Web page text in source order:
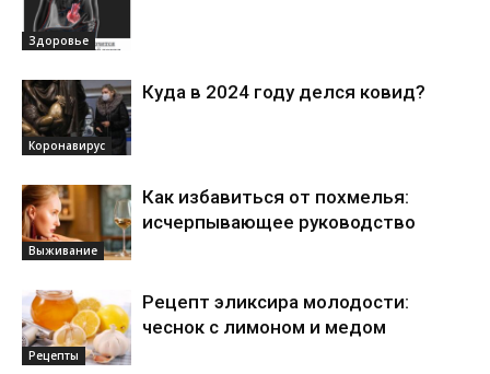
Здоровье
Коронавирус
Куда в 2024 году делся ковид?
Выживание
Как избавиться от похмелья:
исчерпывающее руководство
Рецепты
Рецепт эликсира молодости:
чеснок с лимоном и медом